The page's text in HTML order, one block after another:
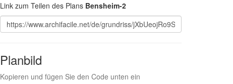
Link zum Teilen des Plans Bensheim-2
Planbild
Kopieren und fügen Sie den Code unten ein